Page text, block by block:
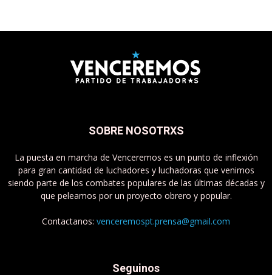
SOBRE NOSOTRXS
La puesta en marcha de Venceremos es un punto de inflexión
para gran cantidad de luchadores y luchadoras que venimos
siendo parte de los combates populares de las últimas décadas y
que peleamos por un proyecto obrero y popular.
Contactanos: venceremospt.prensa@gmail.com
Seguinos